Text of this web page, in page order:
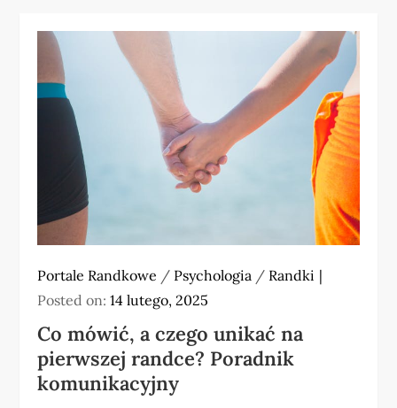
Portale Randkowe / Psychologia / Randki
Posted on:14 lutego, 2025
Co mówić, a czego unikać na
pierwszej randce? Poradnik
komunikacyjny